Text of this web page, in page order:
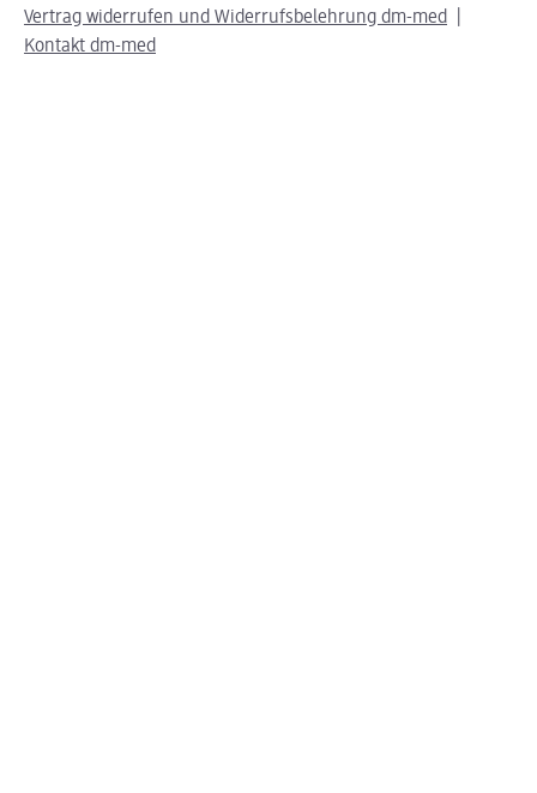
Vertrag widerrufen und Widerrufsbelehrung dm-med
Kontakt dm-med